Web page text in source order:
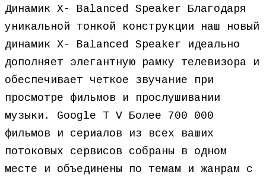
Динамик X- Balanced Speaker Благодаря
уникальной тонкой конструкции наш новый
динамик X- Balanced Speaker идеально
дополняет элегантную рамку телевизора и
обеспечивает четкое звучание при
просмотре фильмов и прослушивании
музыки. Google T V Более 700 000
фильмов и сериалов из всех ваших
потоковых сервисов собраны в одном
месте и объединены по темам и жанрам с